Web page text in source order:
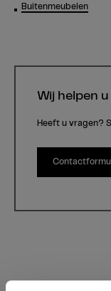
Buitenmeubelen
Wij helpen
Heeft u vragen?